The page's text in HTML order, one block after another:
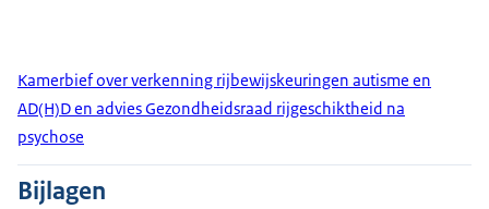
Kamerbief over verkenning rijbewijskeuringen autisme en
AD(H)D en advies Gezondheidsraad rijgeschiktheid na
psychose
Bijlagen